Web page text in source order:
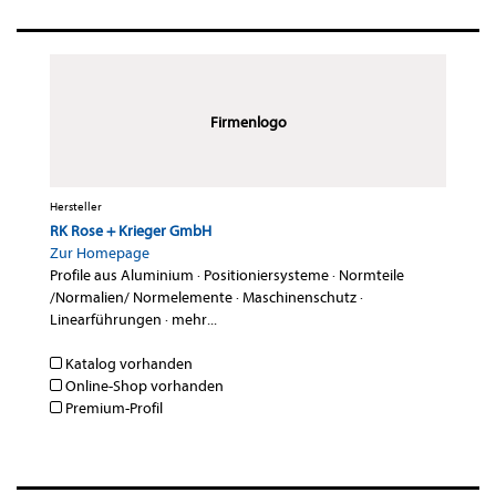
Firmenlogo
Hersteller
RK Rose + Krieger GmbH
Zur Homepage
Profile aus Aluminium · Positioniersysteme· Normteile
/Normalien/ Normelemente·Maschinenschutz·
Linearführungen · mehr...
Katalog vorhanden
Online-Shop vorhanden
Premium-Profil